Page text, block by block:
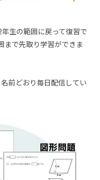
生の範囲に戻って復習で
まで先取り学習ができま
前どおり毎日配信してい